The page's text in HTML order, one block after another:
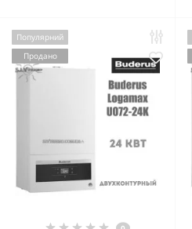
Популярний
Продано